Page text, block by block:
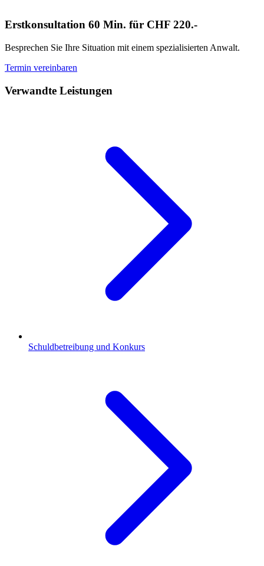
Erstkonsultation 60 Min. für CHF 220.-
Besprechen Sie Ihre Situation mit einem spezialisierten Anwalt.
Termin vereinbaren
Verwandte Leistungen
Schuldbetreibung und Konkurs